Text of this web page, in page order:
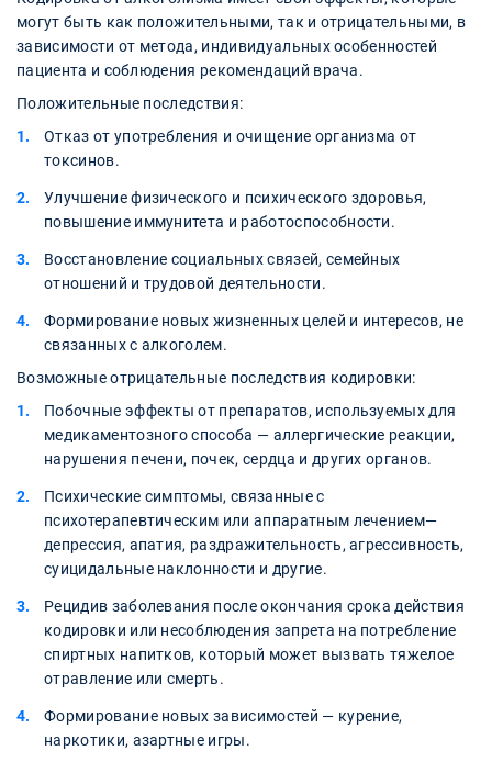
могут быть как положительными, так и отрицательными, в
зависимости от метода, индивидуальных особенностей
пациента и соблюдения рекомендаций врача.
Положительные последствия:
Отказ от употребления и очищение организма от
токсинов.
Улучшение физического и психического здоровья,
повышение иммунитета и работоспособности.
Восстановление социальных связей, семейных
отношений и трудовой деятельности.
Формирование новых жизненных целей и интересов, не
связанных с алкоголем.
Возможные отрицательные последствия кодировки:
Побочные эффекты от препаратов, используемых для
медикаментозного способа — аллергические реакции,
нарушения печени, почек, сердца и других органов.
Психические симптомы, связанные с
психотерапевтическим или аппаратным лечением—
депрессия, апатия, раздражительность, агрессивность,
суицидальные наклонности и другие.
Рецидив заболевания после окончания срока действия
кодировки или несоблюдения запрета на потребление
спиртных напитков, который может вызвать тяжелое
отравление или смерть.
Формирование новых зависимостей — курение,
наркотики, азартные игры.